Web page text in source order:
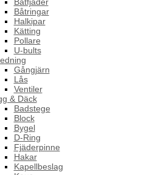
Båtringar
Halkipar
Kätting
Pollare
U-bults
Gångjärn
Lås
Ventiler
& Däck
Badstege
Block
Bygel
D-Ring
Fjäderpinne
Hakar
Kapellbeslag
435 A4 13.5 for M12
435 A4 17.5 for M16